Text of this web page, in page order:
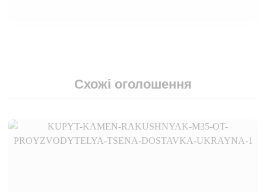
Схожі оголошення